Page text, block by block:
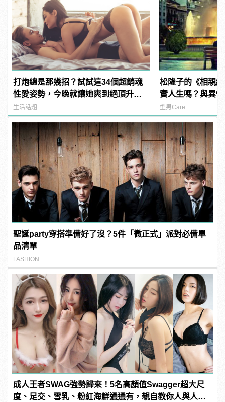
打炮總是那幾招？試試這34個超銷魂
性愛姿勢，今晚就讓她爽到絕頂升
天！ | manfashion這樣變型男
生活話題
松隆子的《相親
實人生嗎？與異
加分」的11招作
型男Care
聖誕party穿搭準備好了沒？5件「微正式」派對必備單
品清單
FASHION
成人王者SWAG強勢歸來！5名高顏值Swagger超大尺
度、足交、雪乳、粉紅海鮮通通有，親自教你人與人的